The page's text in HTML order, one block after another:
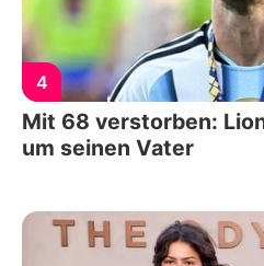
4
Mit 68 verstorben:
um seinen Vater